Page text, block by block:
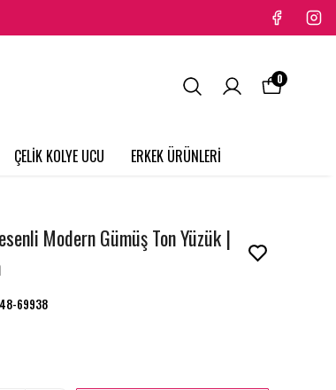
ÇELİK KOLYE UCU ERKEK ÜRÜNLERİ
0
Modern Gümüş Ton Yüzük |
69938